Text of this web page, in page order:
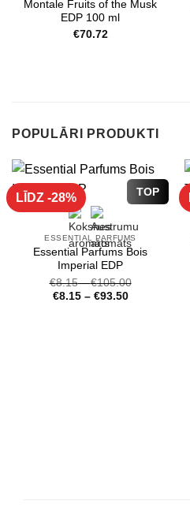
Montale Fruits of the Musk
EDP 100 ml
€70.72
POPULĀRI PRODUKTI
TOP
LĪDZ -28%
ESSENTIAL PARFUMS
Essential Parfums Bois
Imperial EDP
€8.15–€105.00
€8.15– €93.50